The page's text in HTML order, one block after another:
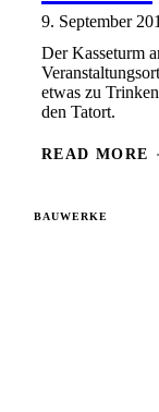
9. September
Der Kasseturm
etwas zu
den Tatort.
READ MORE
BAUWERKE